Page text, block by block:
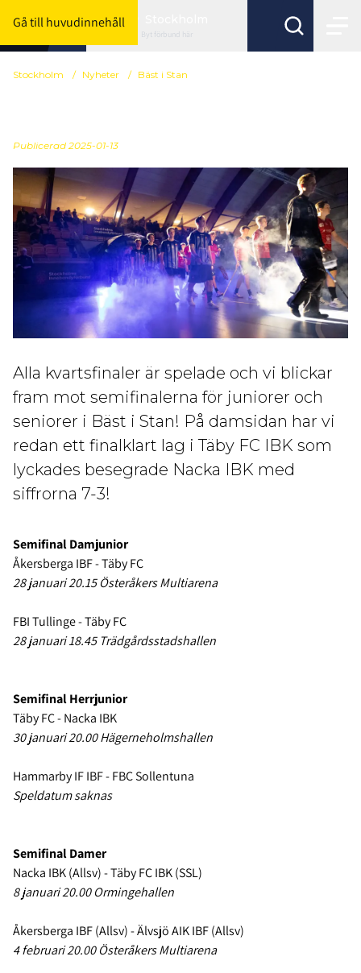
Gå till huvudinnehåll
Byt förbund här
Stockholm / Nyheter / Bäst i Stan
Publicerad 2025-01-13
Alla kvartsfinaler är spelade och vi blickar
fram mot semifinalerna för juniorer och
seniorer i Bäst i Stan! På damsidan har vi
redan ett finalklart lag i Täby FC IBK som
lyckades besegrade Nacka IBK med
siffrorna 7-3!
Semifinal Damjunior
Åkersberga IBF - Täby FC
28 januari 20.15 Österåkers Multiarena
FBI Tullinge - Täby FC
28 januari 18.45 Trädgårdsstadshallen
Semifinal Herrjunior
Täby FC - Nacka IBK
30 januari 20.00 Hägerneholmshallen
Hammarby IF IBF - FBC Sollentuna
Speldatum saknas
Semifinal Damer
Nacka IBK (Allsv) - Täby FC IBK (SSL)
8 januari 20.00 Ormingehallen
Åkersberga IBF (Allsv) - Älvsjö AIK IBF (Allsv)
4 februari 20.00 Österåkers Multiarena